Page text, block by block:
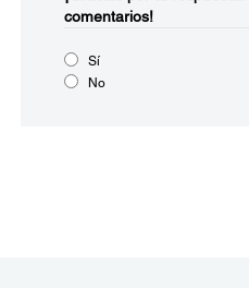
comentarios!
Sí
No